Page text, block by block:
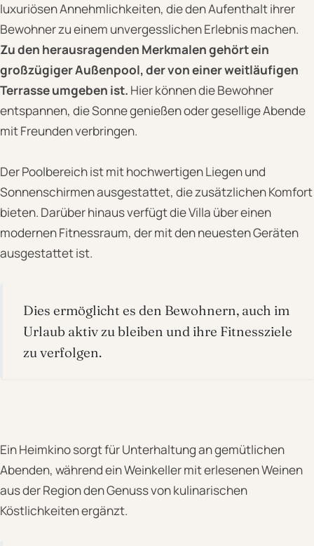
luxuriösen Annehmlichkeiten, die den Aufenthalt ihrer
Bewohner zu einem unvergesslichen Erlebnis machen.
Zu den herausragenden Merkmalen gehört ein
großzügiger Außenpool, der von einer weitläufigen
Terrasse umgeben ist. Hier können die Bewohner
entspannen, die Sonne genießen oder gesellige Abende
mit Freunden verbringen.
Der Poolbereich ist mit hochwertigen Liegen und
Sonnenschirmen ausgestattet, die zusätzlichen Komfort
bieten. Darüber hinaus verfügt die Villa über einen
modernen Fitnessraum, der mit den neuesten Geräten
ausgestattet ist.
Dies ermöglicht es den Bewohnern, auch im
Urlaub aktiv zu bleiben und ihre Fitnessziele
zu verfolgen.
Ein Heimkino sorgt für Unterhaltung an gemütlichen
Abenden, während ein Weinkeller mit erlesenen Weinen
aus der Region den Genuss von kulinarischen
Köstlichkeiten ergänzt.